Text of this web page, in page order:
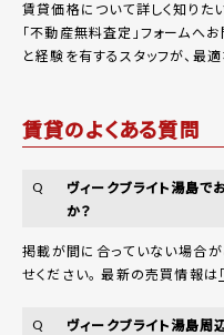
賃貸価格について詳しく知りた
「不動産無料査定 」フォームへ
と経験を有するスタッフが、最
賃貸のよくある質問
Q
ヴィークブライト湯島
か？
掲載が間に合っていない場合
せください。 最新の売買情報は
Q
ヴィークブライト湯島